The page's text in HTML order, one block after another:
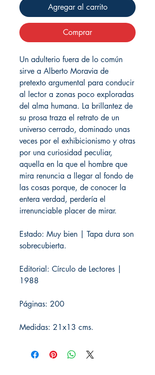
Agregar al carrito
Comprar
Un adulterio fuera de lo común
sirve a Alberto Moravia de
pretexto argumental para conducir
al lector a zonas poco exploradas
del alma humana. La brillantez de
su prosa traza el retrato de un
universo cerrado, dominado unas
veces por el exhibicionismo y otras
por una curiosidad peculiar,
aquella en la que el hombre que
mira renuncia a llegar al fondo de
las cosas porque, de conocer la
entera verdad, perdería el
irrenunciable placer de mirar.
Estado: Muy bien | Tapa dura son
sobrecubierta.
Editorial: Círculo de Lectores |
1988
Páginas: 200
Medidas: 21x13 cms.